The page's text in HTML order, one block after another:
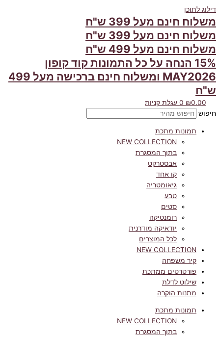
דילוג לתוכן
משלוח חינם מעל 399 ש"ח
משלוח חינם מעל 399 ש"ח
משלוח חינם מעל 499 ש"ח
15% הנחה על כל התמונות קוד קופון
MAY2026 ומשלוח חינם ברכישה מעל 499
ש"ח
₪0.00
0
עגלת קניות
חיפוש
תמונות מתכת
NEW COLLECTION
בתוך המסגרת
אבסטרקט
קו אחד
גיאומטריה
טבע
סטים
רומנטיקה
יודאיקה מודרנית
לכל המוצרים
NEW COLLECTION
קיר משפחה
פורטרטים ממתכת
שילוט לדלת
מתנות הוקרה
תמונות מתכת
NEW COLLECTION
בתוך המסגרת